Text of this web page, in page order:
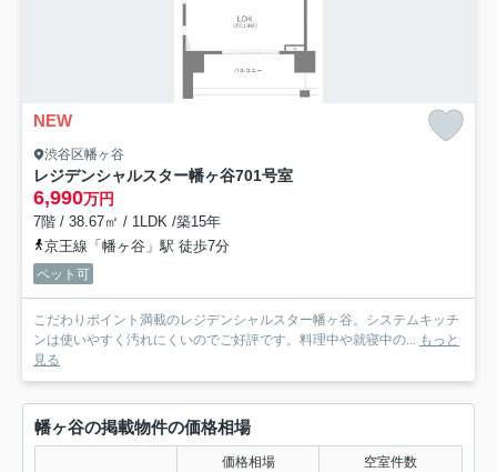
NEW
渋谷区幡ヶ谷
レジデンシャルスター幡ヶ谷701号室
6,990万円
7階 / 38.67㎡ / 1LDK /築15年
京王線「幡ヶ谷」駅 徒歩7分
ペット可
こだわりポイント満載のレジデンシャルスター幡ヶ谷。システムキッチ
ンは使いやすく汚れにくいのでご好評です。料理中や就寝中の... もっと
見る
幡ヶ谷の掲載物件の価格相場
価格相場 空室件数